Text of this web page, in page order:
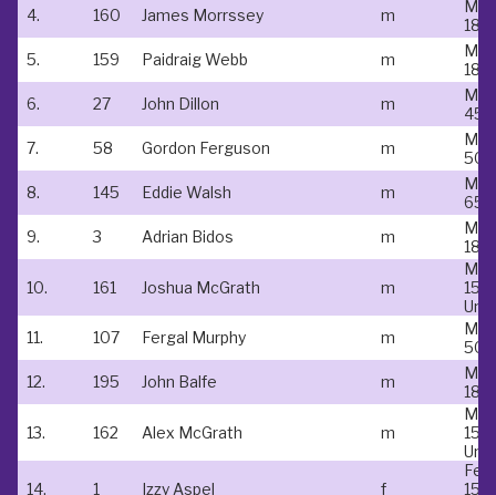
4.
160 James Morrssey m
18-
5.
159 Paidraig Webb m
18-
6.
27 John Dillon m
45-
7.
58 Gordon Ferguson m
50-
8.
145 Eddie Walsh m
65-
9.
3 Adrian Bidos m
18-
10. 161 Joshua McGrath m
15 &
11.
107 Fergal Murphy m
50-
12.
195 John Balfe m
18-
13. 162 Alex McGrath m
15 &
14.
1 Izzy Aspel f
15 &